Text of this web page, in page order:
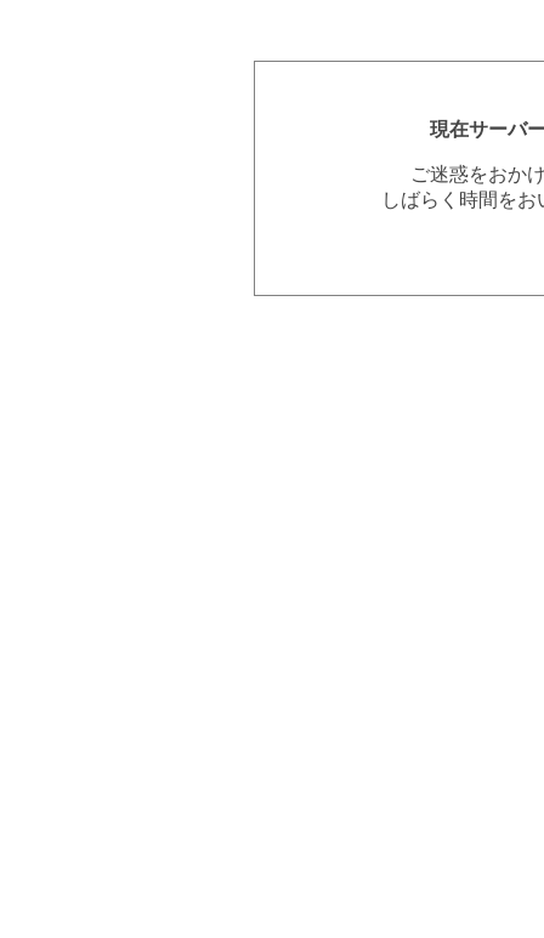
現在サーバ
ご迷惑をおか
しばらく時間を